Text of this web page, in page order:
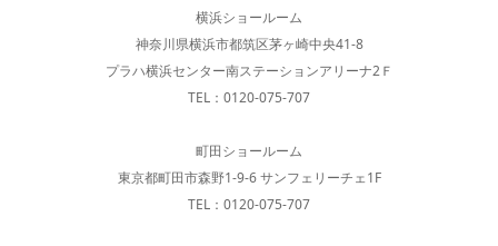
横浜ショールーム
神奈川県横浜市都筑区茅ヶ崎中央41-8
プラハ横浜センター南ステーションアリーナ2Ｆ
TEL：0120-075-707
町田ショールーム
東京都町田市森野1-9-6 サンフェリーチェ1F
TEL：0120-075-707